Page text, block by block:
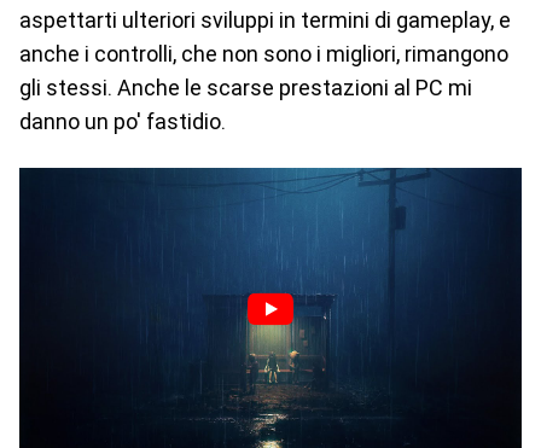
aspettarti ulteriori sviluppi in termini di gameplay, e
anche i controlli, che non sono i migliori, rimangono
gli stessi. Anche le scarse prestazioni al PC mi
danno un po' fastidio.